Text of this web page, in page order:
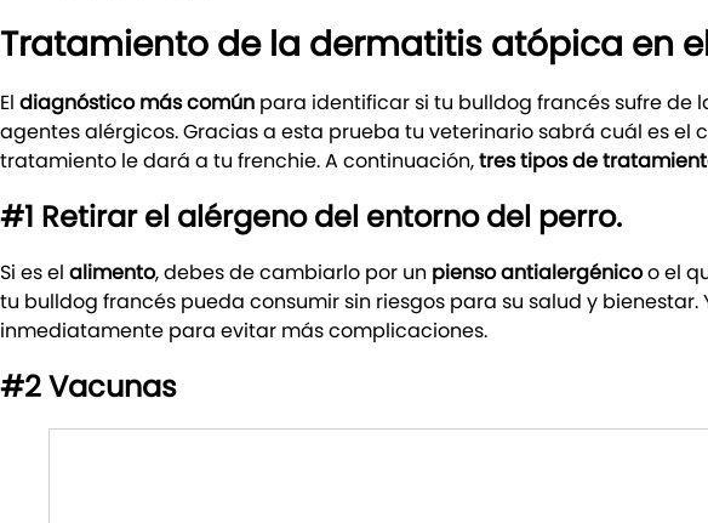
Tratamiento de la dermatitis atópica en
El diagnóstico más común para identificar si tu bulldog francés sufre de
agentes alérgicos. Gracias a esta prueba tu veterinario sabrá cuál es
tratamiento le dará a tu frenchie. A continuación,tres tipos de
#1 Retirar el alérgeno del entorno del perro.
Si es el alimento, debes de cambiarlo por un piensoantialergénicoo el
tu bulldog francés pueda consumir sin riesgos para su salud y
inmediatamente para evitar más complicaciones.
#2 Vacunas